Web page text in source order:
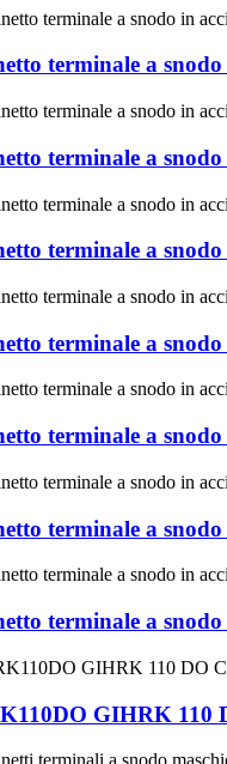
terminale a
terminale a
terminale a
terminale a
terminale a
terminale a
terminale a
GIHRK 110